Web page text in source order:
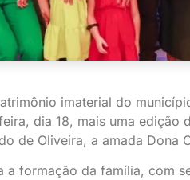
imaterial do
dia 18, mais uma edição
de Oliveira, a amada Dona
a formação da família, com